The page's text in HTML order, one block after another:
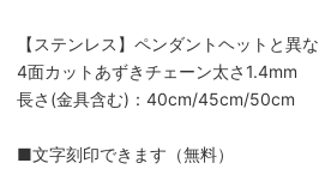
【ステンレス】ペンダントヘットと異
4面カットあずきチェーン太さ1.4mm
長さ(金具含む)：40cm/45cm/50cm
■文字刻印できます（無料）